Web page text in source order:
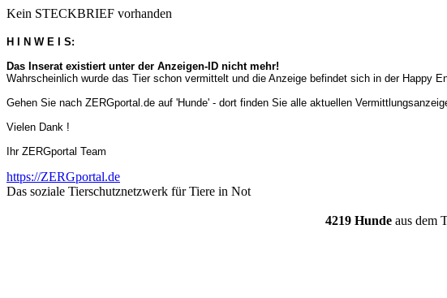
Kein STECKBRIEF vorhanden
H I N W E I S:
Das Inserat existiert unter der Anzeigen-ID nicht mehr!
Wahrscheinlich wurde das Tier schon vermittelt und die Anzeige befindet sich in der Happy
Gehen Sie nach ZERGportal.de auf 'Hunde' - dort finden Sie alle aktuellen
Vielen Dank !
Ihr ZERGportal Team
https://ZERGportal.de
Das soziale Tierschutznetzwerk für Tiere in Not
4219 Hunde aus dem